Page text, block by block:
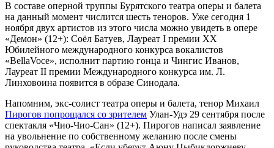
В составе оперной труппы Бурятского театра оперы и балета
на данный момент числится шесть теноров. Уже сегодня 1
ноября двух артистов из этого числа можно увидеть в опере
«Демон» (12+): Соёл Батуев, Лауреат I премии XX
Юбилейного международного конкурса вокалистов
«BellaVoce», исполнит партию гонца и Чингис Иванов,
Лауреат II премии Международного конкурса им. Л.
Линховоина появится в образе Синодала.
Напомним, экс-солист театра оперы и балета, тенор Михаил
Пирогов попрощался со зрителем Улан-Удэ 29 сентября после
спектакля «Чио-Чио-Сан» (12+). Пирогов написал заявление
на увольнение по собственному желанию после смены